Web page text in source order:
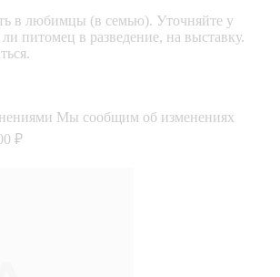
в любимцы (в семью). Уточняйте у
питомец в разведение, на выставку.
Мы сообщим об изменениях
₽